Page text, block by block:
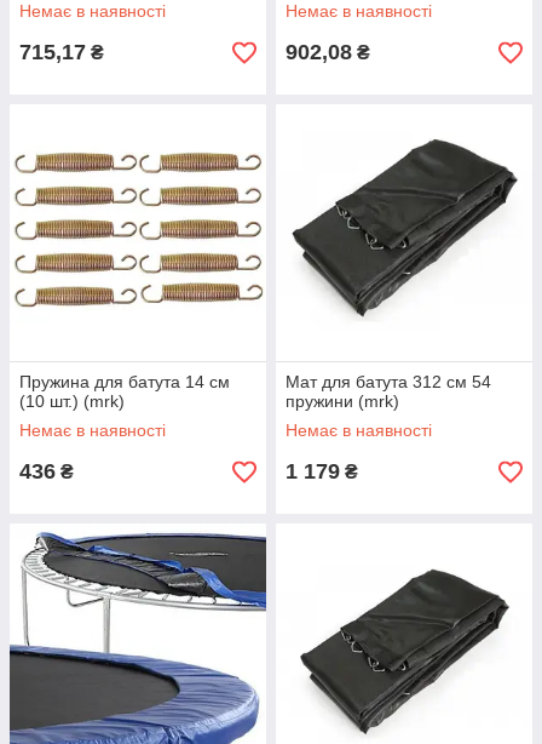
Немає в наявності
715,17 ₴
Немає в наявності
902,08 ₴
Пружина для батута 14 см
(10 шт.) (mrk)
Немає в наявності
436 ₴
Мат для батута 312 см 54
пружини (mrk)
Немає в наявності
1 179 ₴